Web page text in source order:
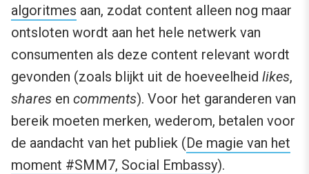
algoritmes aan, zodat content alleen nog maar
ontsloten wordt aan het hele netwerk van
consumenten als deze content relevant wordt
gevonden (zoals blijkt uit de hoeveelheid likes,
shares en comments). Voor het garanderen van
bereik moeten merken, wederom, betalen voor
de aandacht van het publiek (De magie van het
moment #SMM7, Social Embassy).